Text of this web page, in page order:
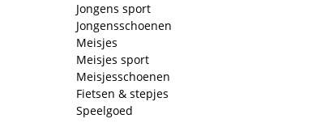
Jongens sport
Jongensschoenen
Meisjes
Meisjes sport
Meisjesschoenen
Fietsen & stepjes
Speelgoed